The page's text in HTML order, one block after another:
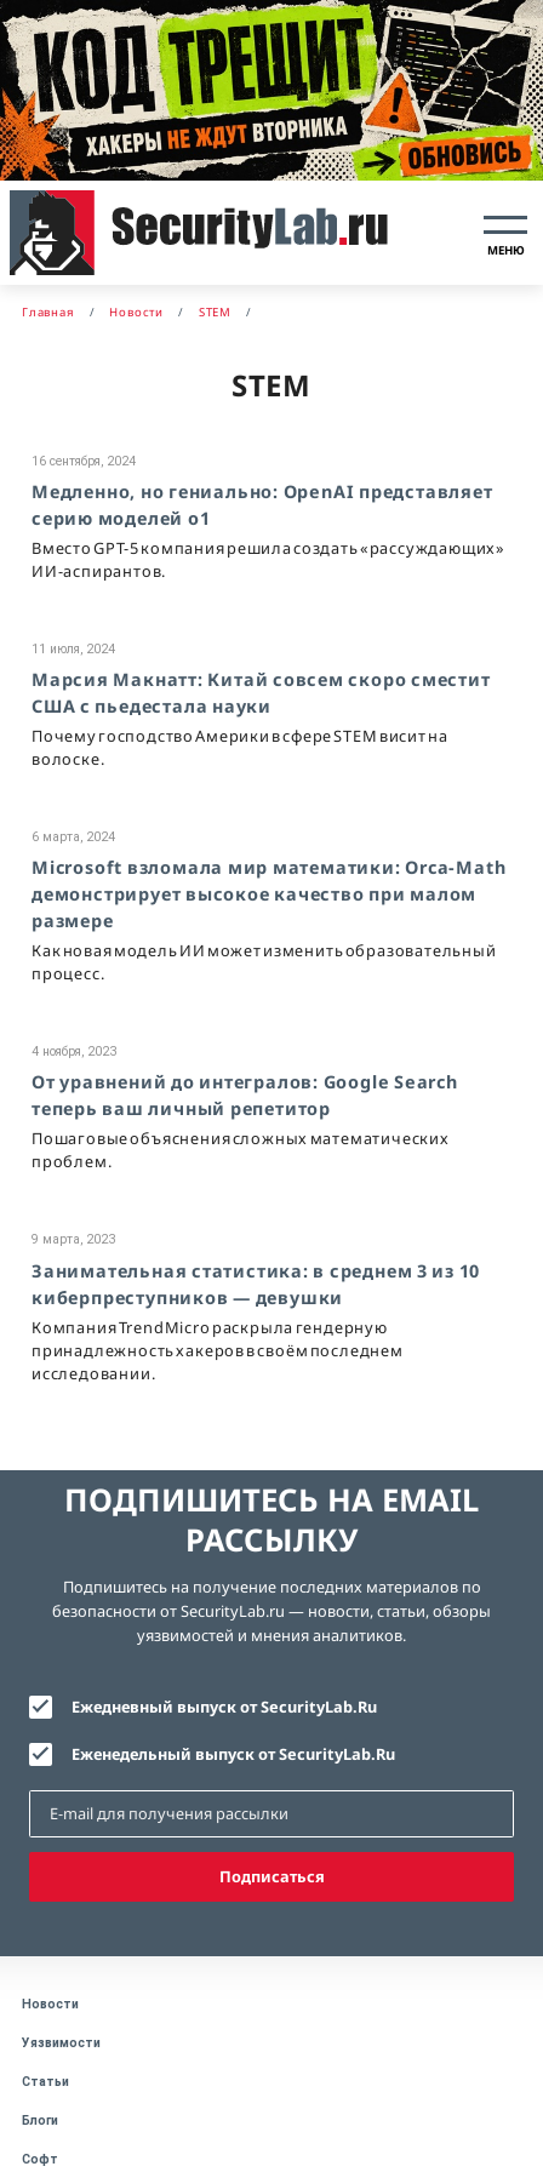
МЕНЮ
Главная Новости STEM
STEM
16 сентября, 2024
Медленно, но гениально: OpenAI представляет
серию моделей o1
Вместо GPT-5 компания решила создать «рассуждающих»
ИИ-аспирантов.
11 июля, 2024
Марсия Макнатт: Китай совсем скоро сместит
США с пьедестала науки
Почему господство Америки в сфере STEM висит на
волоске.
6 марта, 2024
Microsoft взломала мир математики: Orca-Math
демонстрирует высокое качество при малом
размере
Как новая модель ИИ может изменить образовательный
процесс.
4 ноября, 2023
От уравнений до интегралов: Google Search
теперь ваш личный репетитор
Пошаговые объяснения сложных математических
проблем.
9 марта, 2023
Занимательная статистика: в среднем 3 из 10
киберпреступников — девушки
Компания TrendMicro раскрыла гендерную
принадлежность хакеров в своём последнем
исследовании.
ПОДПИШИТЕСЬ НА EMAIL
РАССЫЛКУ
Подпишитесь на получение последних материалов по
безопасности от SecurityLab.ru — новости, статьи, обзоры
уязвимостей и мнения аналитиков.
Ежедневный выпуск от SecurityLab.Ru
Еженедельный выпуск от SecurityLab.Ru
Подписаться
Новости
Уязвимости
Статьи
Блоги
Софт